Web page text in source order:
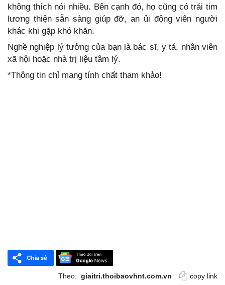
không thích nói nhiều. Bên cạnh đó, họ cũng có trái tim
lương thiện sẵn sàng giúp đỡ, an ủi động viên người
khác khi gặp khó khăn.
Nghề nghiệp lý tưởng của bạn là bác sĩ, y tá, nhân viên
xã hội hoặc nhà trị liệu tâm lý.
*Thông tin chỉ mang tính chất tham khảo!
Theo: giaitri.thoibaovhnt.com.vn copy link